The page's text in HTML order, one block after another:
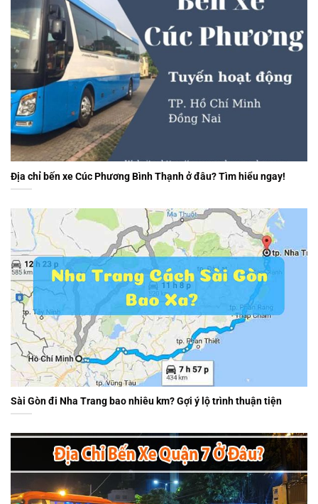
Địa chỉ bến xe Cúc Phương Bình Thạnh ở đâu? Tìm hiểu ngay!
Sài Gòn đi Nha Trang bao nhiêu km? Gợi ý lộ trình thuận tiện